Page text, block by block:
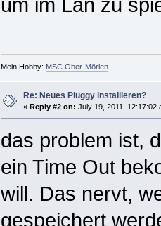
um im Lan zu
Mein Hobby: MSC Ober-Mörlen
Re: Neues Pluggy installieren?
« Reply #2 on: July 19, 2011, 12:17:02
das problem ist,
ein Time Out
will. Das nervt,
gespeichert